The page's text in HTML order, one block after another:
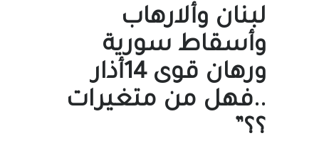
لبنان وألارهاب
وأسقاط سورية
ورهان قوى 14أذار
..فهل من متغيرات
؟؟”